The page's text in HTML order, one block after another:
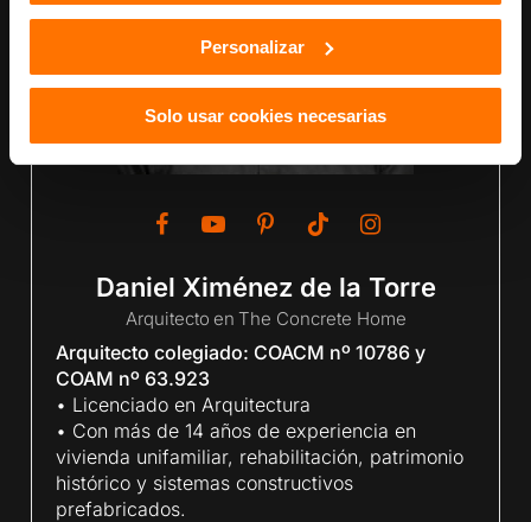
Personalizar
Solo usar cookies necesarias
Daniel Ximénez de la Torre
Arquitecto en The Concrete Home
Arquitecto colegiado: COACM nº 10786 y
COAM nº 63.923
• Licenciado en Arquitectura
• Con más de 14 años de experiencia en
vivienda unifamiliar, rehabilitación, patrimonio
histórico y sistemas constructivos
prefabricados.